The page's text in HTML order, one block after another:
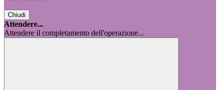
Chiudi
Attendere...
Attendere il completamento dell'operazione...